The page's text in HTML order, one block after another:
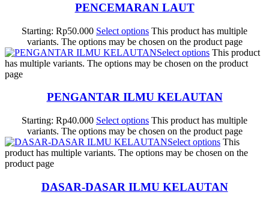
PENCEMARAN LAUT
Starting: Rp50.000 Select options This product has multiple
variants. The options may be chosen on the product page
Select options This product
has multiple variants. The options may be chosen on the product
page
PENGANTAR ILMU KELAUTAN
Starting: Rp40.000 Select options This product has multiple
variants. The options may be chosen on the product page
Select options This
product has multiple variants. The options may be chosen on the
product page
DASAR-DASAR ILMU KELAUTAN